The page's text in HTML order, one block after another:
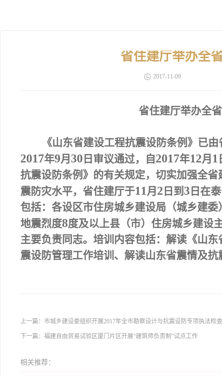
省住建厅举办全
2017-11-09
省住建厅举办全
《山东省建设工程抗震设防条例》已
2017年9月 30 日审议通过，自2017年12月 1
抗震设防条例》的有关规定，切实加强全
震防灾水平， 省住建厅于11月 2 日到3 日在
包括：各设区市住房城乡建设局（城乡建
地震烈度8度及以上县（市）住房城乡建设
主要负责同志。培训内容包括：解读《山
震设防管理工作培训、解读山东省震情及抗
上一篇： 市城乡建设委组织开展2017年全市勘察设计与抗震设防专项执法检查
下一篇： 福建自由贸易试验区厦门片区开展“建筑师负责制”试点工作
相关推荐：